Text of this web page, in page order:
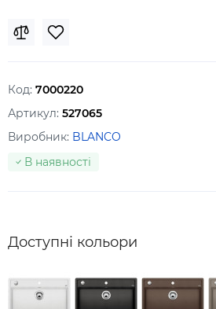
Код: 7000220
Артикул: 527065
Виробник: BLANCO
В наявності
Доступні кольори